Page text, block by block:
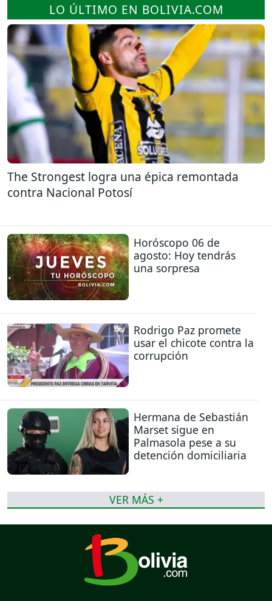
LO ÚLTIMO EN BOLIVIA.COM
The Strongest logra una épica remontada
contra Nacional Potosí
Horóscopo 06 de
agosto: Hoy tendrás
una sorpresa
Rodrigo Paz promete
usar el chicote contra la
corrupción
Hermana de Sebastián
Marset sigue en
Palmasola pese a su
detención domiciliaria
VER MÁS +